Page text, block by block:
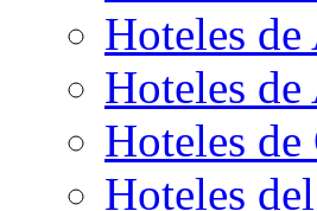
Hoteles
Hoteles
Hoteles de
Hoteles